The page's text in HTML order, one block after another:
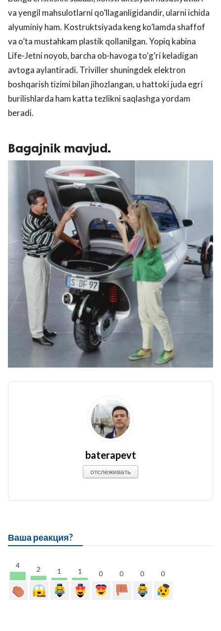
va yengil mahsulotlarni qo’llaganligidandir, ularni ichida
alyuminiy ham. Kostruktsiyada keng ko’lamda shaffof
va o’ta mustahkam plastik qollanilgan. Yopiq kabina
Life-Jetni noyob, barcha ob-havoga to’g’ri keladigan
avtoga aylantiradi. Triviller shuningdek elektron
boshqarish tizimi bilan jihozlangan, u hattoki juda egri
burilishlarda ham katta tezlikni saqlashga yordam
beradi.
Bagajnik mavjud.
baterapevt
отслеживать
Ваша реакция?
4 2 1 1 0 0 0 0